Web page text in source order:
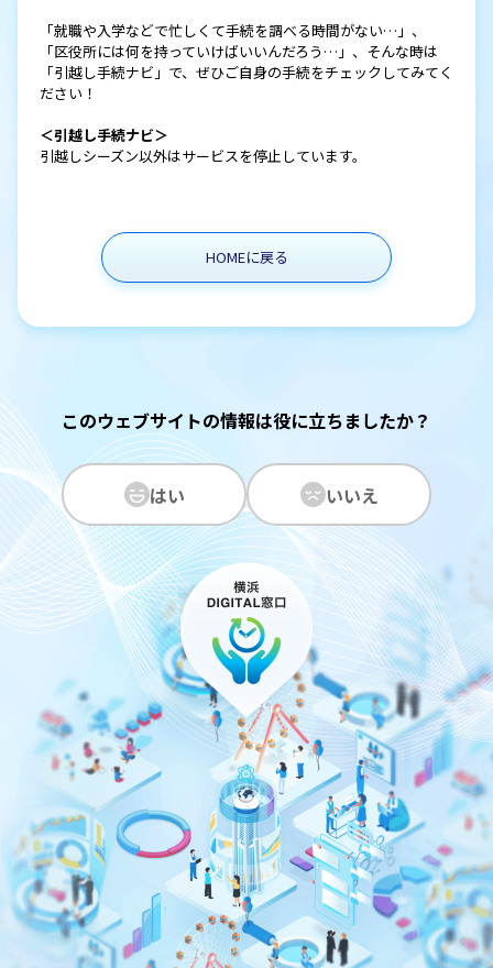
「就職や入学などで忙しくて手続を調べる時間がない…」、
「区役所には何を持っていけばいいんだろう…」、そんな時は
「引越し手続ナビ」で、ぜひご自身の手続をチェックしてみてく
ださい！
＜引越し手続ナビ＞
引越しシーズン以外はサービスを停止しています。
HOMEに戻る
このウェブサイトの情報は役に立ちましたか？
はい いいえ